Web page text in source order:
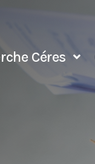
Céres